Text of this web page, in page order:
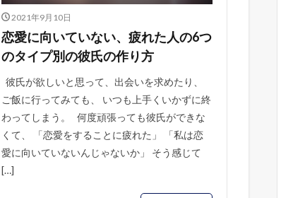
2021年9月10日
恋愛に向いていない、疲れた人の6つ
のタイプ別の彼氏の作り方
彼氏が欲しいと思って、出会いを求めたり、
ご飯に行ってみても、 いつも上手くいかずに終
わってしまう。 何度頑張っても彼氏ができな
くて、 「恋愛をすることに疲れた」 「私は恋
愛に向いていないんじゃないか」 そう感じて
[…]